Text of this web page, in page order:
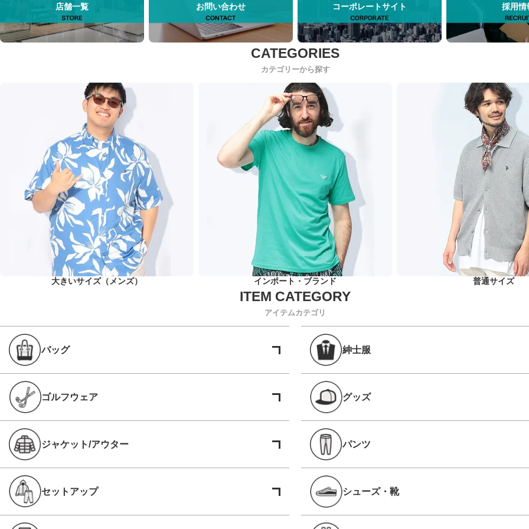
店舗一覧 お問い合わせ コーポレートサイト 採用情
カテゴリーから探す
大きいサイズ（メンズ） インポート・ブランド 普通サイズ
アイテムカテゴリ
バッグ 紳士服
ゴルフウェア グッズ
ジャケット/アウター パンツ
セットアップ シューズ・靴